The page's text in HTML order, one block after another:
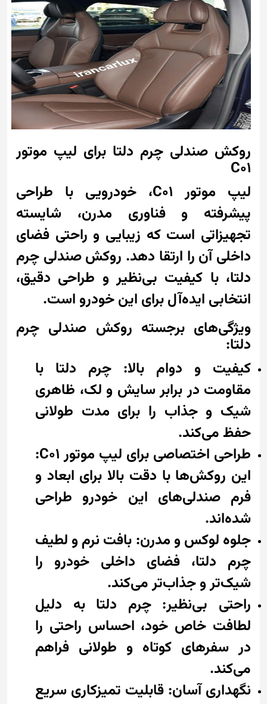
روکش صندلی چرم دلتا برای لیپ موتور
C01
لیپ موتور C01، خودرویی با طراحی
پیشرفته و فناوری مدرن، شایسته
تجهیزاتی است که زیبایی و راحتی فضای
داخلی آن را ارتقا دهد. روکش صندلی چرم
دلتا، با کیفیت بی‌نظیر و طراحی دقیق،
انتخابی ایده‌آل برای این خودرو است.
ویژگی‌های برجسته روکش صندلی چرم
دلتا:
کیفیت و دوام بالا: چرم دلتا با
مقاومت در برابر سایش و لک، ظاهری
شیک و جذاب را برای مدت طولانی
حفظ می‌کند.
طراحی اختصاصی برای لیپ موتور C01:
این روکش‌ها با دقت بالا برای ابعاد و
فرم صندلی‌های این خودرو طراحی
شده‌اند.
جلوه لوکس و مدرن: بافت نرم و لطیف
چرم دلتا، فضای داخلی خودرو را
شیک‌تر و جذاب‌تر می‌کند.
راحتی بی‌نظیر: چرم دلتا به دلیل
لطافت خاص خود، احساس راحتی را
در سفرهای کوتاه و طولانی فراهم
می‌کند.
نگهداری آسان: قابلیت تمیزکاری سریع